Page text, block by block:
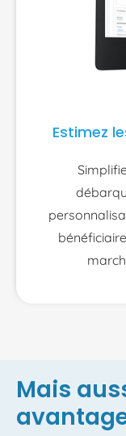
Estimez
Mais